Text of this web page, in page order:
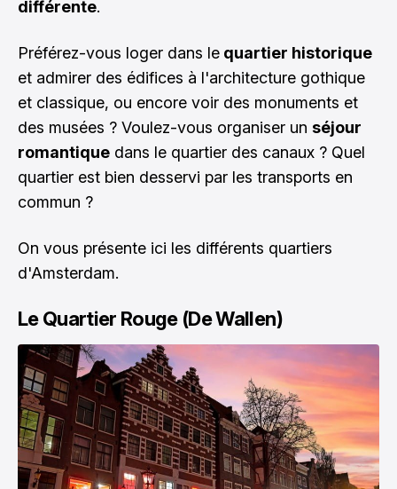
différente.
Préférez-vous loger dans le quartier historique
et admirer des édifices à l'architecture gothique
et classique, ou encore voir des monuments et
des musées ? Voulez-vous organiser un séjour
romantique dans le quartier des canaux ? Quel
quartier est bien desservi par les transports en
commun ?
On vous présente ici les différents quartiers
d'Amsterdam.
Le Quartier Rouge (De Wallen)